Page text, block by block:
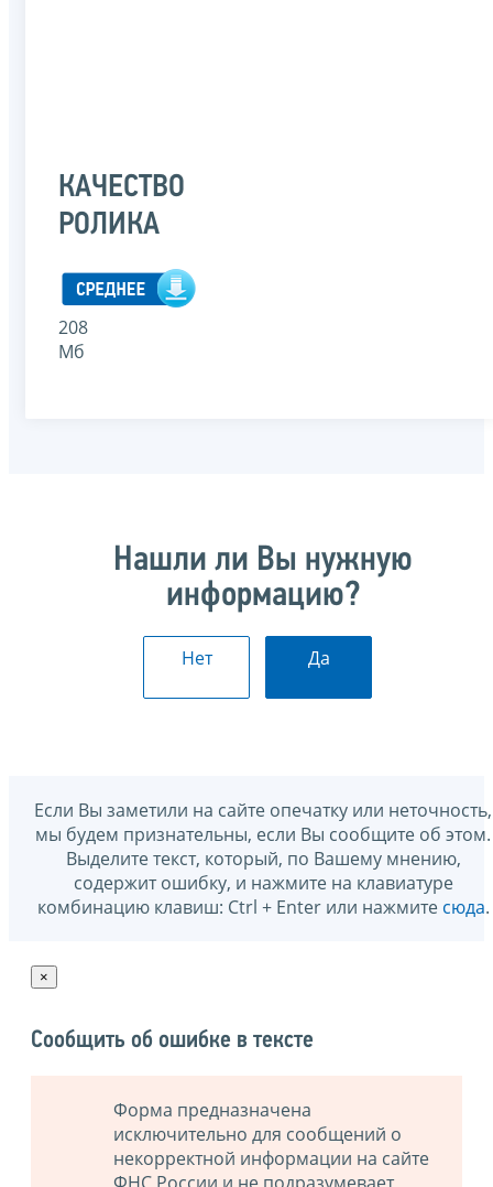
КАЧЕСТВО
РОЛИКА
208
Мб
Нашли ли Вы нужную
информацию?
Нет Да
Если Вы заметили на сайте опечатку или неточность,
мы будем признательны, если Вы сообщите об этом.
Выделите текст, который, по Вашему мнению,
содержит ошибку, и нажмите на клавиатуре
комбинацию клавиш: Ctrl + Enter или нажмите сюда.
×
Сообщить об ошибке в тексте
Форма предназначена
исключительно для сообщений о
некорректной информации на сайте